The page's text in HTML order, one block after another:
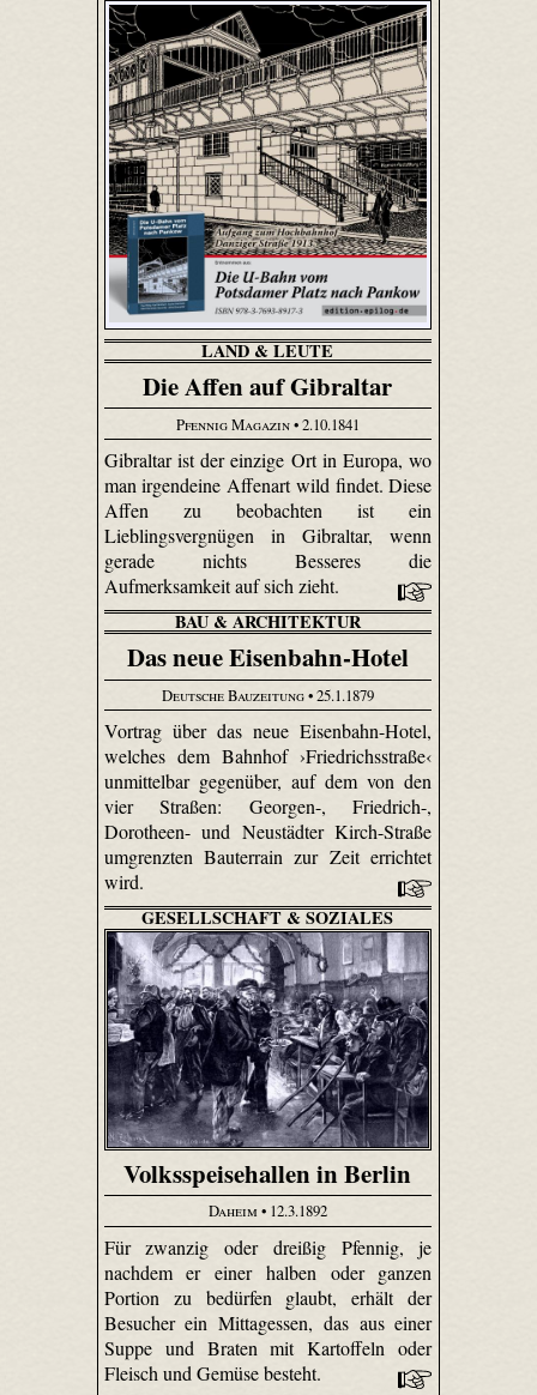
LAND & LEUTE
Die Affen auf Gibraltar
Pfennig Magazin• 2.10.1841
Gibraltar ist der einzige Ort in Europa, wo
man irgendeine Affenart wild findet. Diese
Affen zu beobachten ist ein
Lieblingsvergnügen in Gibraltar, wenn
gerade nichts Besseres die
Aufmerksamkeit auf sich zieht.
BAU & ARCHITEKTUR
Das neue Eisenbahn-Hotel
Deutsche Bauzeitung• 25.1.1879
Vortrag über das neue Eisenbahn-Hotel,
welches dem Bahnhof ›Friedrichsstraße‹
unmittelbar gegenüber, auf dem von den
vier Straßen: Georgen-, Friedrich-,
Dorotheen- und Neustädter Kirch-Straße
umgrenzten Bauterrain zur Zeit errichtet
wird.
GESELLSCHAFT & SOZIALES
Volksspeisehallen in Berlin
Daheim • 12.3.1892
Für zwanzig oder dreißig Pfennig, je
nachdem er einer halben oder ganzen
Portion zu bedürfen glaubt, erhält der
Besucher ein Mittagessen, das aus einer
Suppe und Braten mit Kartoffeln oder
Fleisch und Gemüse besteht.